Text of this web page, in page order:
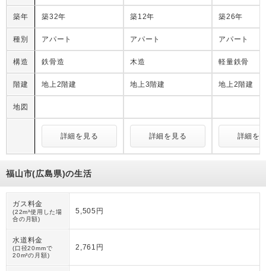
築年 築32年 築12年 築26年
種別 アパート アパート アパート
構造 鉄骨造 木造 軽量鉄骨
階建 地上2階建 地上3階建 地上2階建
地図
詳細を見る 詳細を見る 詳細を
福山市(広島県)の生活
ガス料金
(22m³使用した場
合の月額)
5,505円
水道料金
(口径20mmで
20m³の月額)
2,761円